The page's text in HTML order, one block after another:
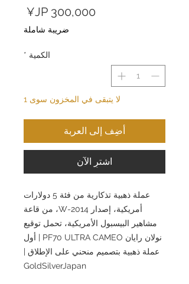
ضريبة شاملة
الكمية *
لا يتبقى في المخزون سوى 1
أضِف إلى العربة
اشترِ الآن
عملة ذهبية تذكارية من فئة 5 دولارات
أمريكية، إصدار 2014-W، من قاعة
مشاهير البيسبول الأمريكية، تحمل توقيع
نولان رايان PF70 ULTRA CAMEO | أول
عملة ذهبية بتصميم منحني على الإطلاق |
GoldSilverJapan